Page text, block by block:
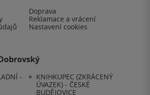
Doprava
Reklamace a vrácení
Nastavení cookies
-
KNIHKUPEC (ZKRÁCENÝ
ÚVAZEK) - ČESKÉ
BUDĚJOVICE